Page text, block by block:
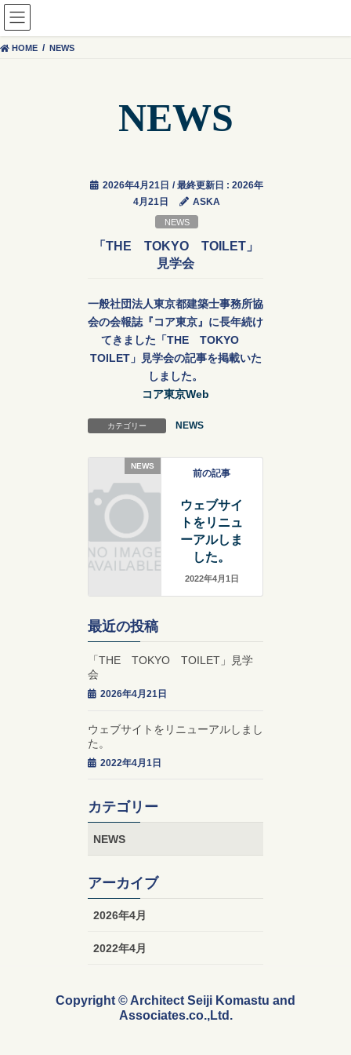
テ
移
動
ゲ
ン
に
HOME NEWS
NEWS
2026年4月21日 / 最終更新日 : 2026年
4月21日
ASKA
NEWS
「THE TOKYO TOILET」
見学会
一般社団法人東京都建築士事務所協
会の会報誌『コア東京』に長年続け
てきました「THE TOKYO
TOILET」見学会の記事を掲載いた
しました。
コア東京Web
カテゴリー NEWS
NEWS
前の記事
ウェブサイ
トをリニュ
ーアルしま
した。
2022年4月1日
最近の投稿
「THE TOKYO TOILET」見学
会
2026年4月21日
ウェブサイトをリニューアルしまし
た。
2022年4月1日
カテゴリー
NEWS
アーカイブ
2026年4月
2022年4月
Copyright © Architect Seiji Komastu and
Associates.co.,Ltd.